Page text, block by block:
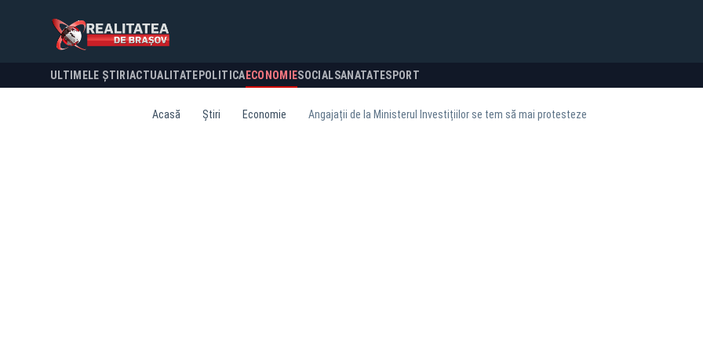
ULTIMELE ȘTIRI ACTUALITATE POLITICA ECONOMIESOCIALSANATATESPORT
Acasă Știri Economie Angajații de la Ministerul Investițiilor se tem să mai protesteze